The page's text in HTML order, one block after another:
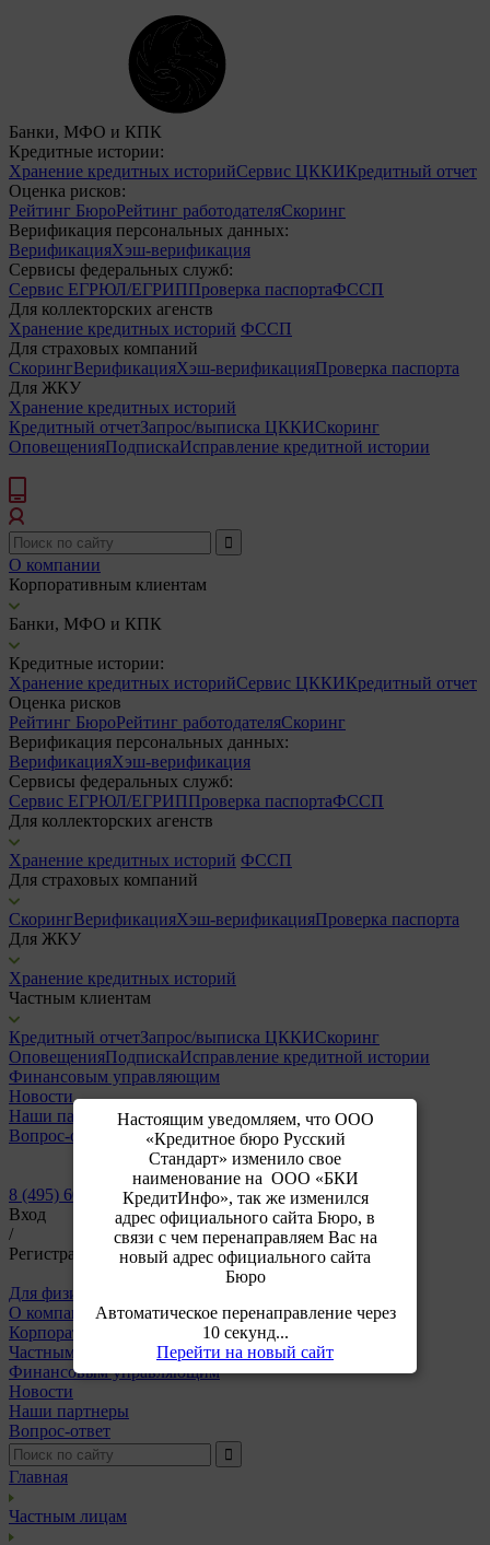
Настоящим уведомляем, что ООО
«Кредитное бюро Русский
Стандарт» изменило свое
наименование на ООО «БКИ
КредитИнфо», так же изменился
адрес официального сайта Бюро, в
связи с чем перенаправляем Вас на
новый адрес официального сайта
Бюро
Автоматическое перенаправление через
10 секунд...
Перейти на новый сайт
Банки, МФО и КПК
Кредитные истории:
Хранение кредитных историйСервис ЦККИКредитный отчет
Оценка рисков:
Рейтинг БюроРейтинг работодателяСкоринг
Верификация персональных данных:
ВерификацияХэш-верификация
Сервисы федеральных служб:
Сервис ЕГРЮЛ/ЕГРИППроверка паспортаФССП
Для коллекторских агенств
Хранение кредитных историй ФССП
Для страховых компаний
СкорингВерификацияХэш-верификацияПроверка паспорта
Для ЖКУ
Хранение кредитных историй
Кредитный отчетЗапрос/выписка ЦККИСкоринг
ОповещенияПодпискаИсправление кредитной истории
О компании
Корпоративным клиентам
Банки, МФО и КПК
Кредитные истории:
Хранение кредитных историйСервис ЦККИКредитный отчет
Оценка рисков
Рейтинг БюроРейтинг работодателяСкоринг
Верификация персональных данных:
ВерификацияХэш-верификация
Сервисы федеральных служб:
Сервис ЕГРЮЛ/ЕГРИППроверка паспортаФССП
Для коллекторских агенств
Хранение кредитных историй ФССП
Для страховых компаний
СкорингВерификацияХэш-верификацияПроверка паспорта
Для ЖКУ
Хранение кредитных историй
Частным клиентам
Кредитный отчетЗапрос/выписка ЦККИСкоринг
ОповещенияПодпискаИсправление кредитной истории
Финансовым управляющим
Новости
Наши партнеры
Вопрос-ответ
8 (495) 609-64-24
Вход
/
Регистрация
Для физических лиц
О компании
Корпоративным клиентам
Частным клиентам
Финансовым управляющим
Новости
Наши партнеры
Вопрос-ответ
Главная
Частным лицам